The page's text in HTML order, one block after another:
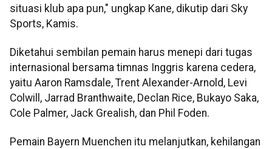
situasi klub apa pun," ungkap Kane, dikutip dari Sky
Sports, Kamis.
Diketahui sembilan pemain harus menepi dari tugas
internasional bersama timnas Inggris karena cedera,
yaitu Aaron Ramsdale, Trent Alexander-Arnold, Levi
Colwill, Jarrad Branthwaite, Declan Rice, Bukayo Saka,
Cole Palmer, Jack Grealish, dan Phil Foden.
Pemain Bayern Muenchen itu melanjutkan, kehilangan